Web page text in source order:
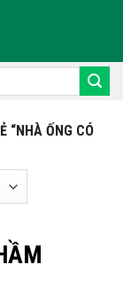
“NHÀ ỐNG CÓ